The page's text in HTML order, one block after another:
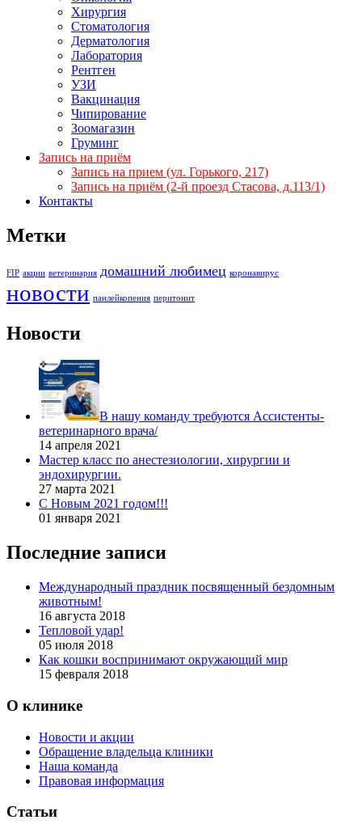
Хирургия
Стоматология
Дерматология
Лаборатория
Рентген
УЗИ
Вакцинация
Чипирование
Зоомагазин
Груминг
Запись на приём
Запись на прием (ул. Горького, 217)
Запись на приём (2-й проезд Стасова, д.113/1)
Контакты
Метки
FIP акции ветеринария домашний любимец коронавирус
новости панлейкопения перитонит
Новости
В нашу команду требуются Ассистенты-
ветеринарного врача/
14 апреля 2021
Мастер класс по анестезиологии, хирургии и
эндохирургии.
27 марта 2021
С Новым 2021 годом!!!
01 января 2021
Последние записи
Международный праздник посвященный бездомным
животным!
16 августа 2018
Тепловой удар!
05 июля 2018
Как кошки воспринимают окружающий мир
15 февраля 2018
О клинике
Новости и акции
Обращение владельца клиники
Наша команда
Правовая информация
Статьи